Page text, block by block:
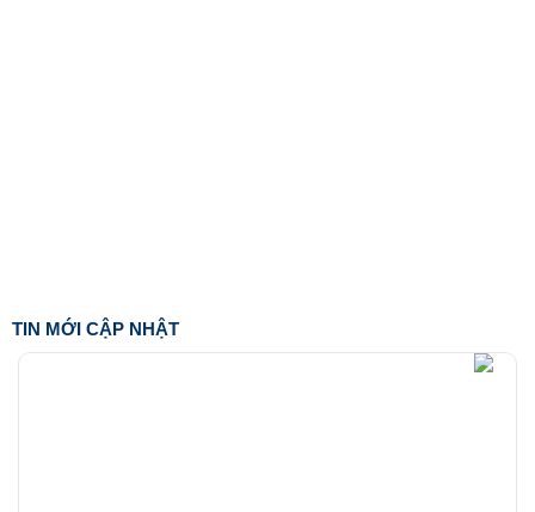
TIN MỚI CẬP NHẬT